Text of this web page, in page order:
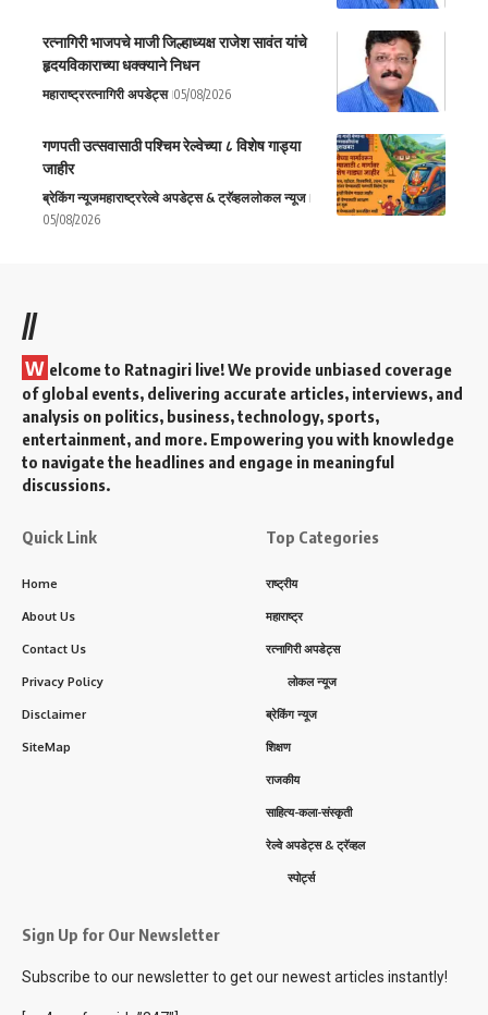
रत्नागिरी भाजपचे माजी जिल्हाध्यक्ष राजेश सावंत यांचे
हृदयविकाराच्या धक्क्याने निधन
महाराष्ट्ररत्नागिरी अपडेट्स 05/08/2026
गणपती उत्सवासाठी पश्चिम रेल्वेच्या ८ विशेष गाड्या
जाहीर
ब्रेकिंग न्यूजमहाराष्ट्ररेल्वे अपडेट्स & ट्रॅव्हललोकल न्यूज
05/08/2026
//
W elcome to Ratnagiri live! We provide unbiased coverage
of global events, delivering accurate articles, interviews, and
analysis on politics, business, technology, sports,
entertainment, and more. Empowering you with knowledge
to navigate the headlines and engage in meaningful
discussions.
Quick Link
Home
About Us
Contact Us
Privacy Policy
Disclaimer
SiteMap
Top Categories
राष्ट्रीय
महाराष्ट्र
रत्नागिरी अपडेट्स
लोकल न्यूज
ब्रेकिंग न्यूज
शिक्षण
राजकीय
साहित्य-कला-संस्कृती
रेल्वे अपडेट्स & ट्रॅव्हल
स्पोर्ट्स
Sign Up for Our Newsletter
Subscribe to our newsletter to get our newest articles instantly!